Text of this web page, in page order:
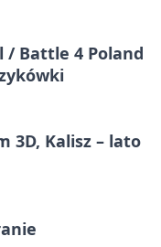
/ Battle 4 Poland
3D, Kalisz – lato